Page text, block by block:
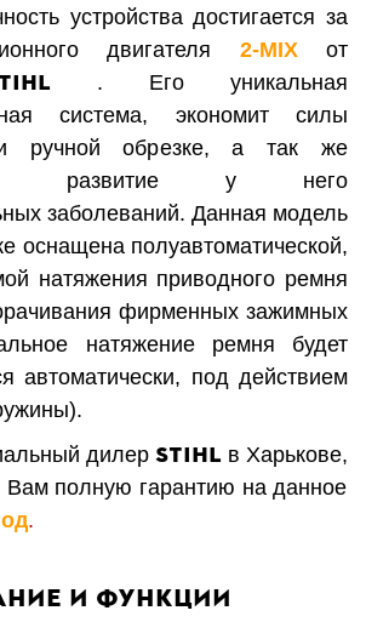
устройства достигается за
двигателя
2-MIX
от
. Его уникальная
система, экономит силы
ручной обрезке, а так же
развитие у него
заболеваний. Данная модель
оснащена полуавтоматической,
натяжения приводного ремня
фирменных зажимных
натяжение ремня будет
автоматически, под действием
дилер STIHL в Харькове,
Вам полную гарантию на данное
.
и функции